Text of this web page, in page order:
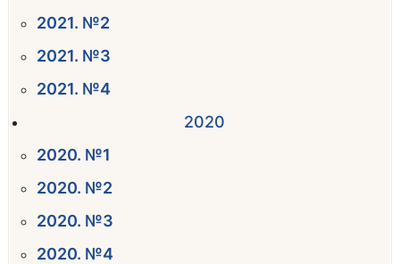
2021. №2
2021. №3
2021. №4
2020
2020. №1
2020. №2
2020. №3
2020. №4